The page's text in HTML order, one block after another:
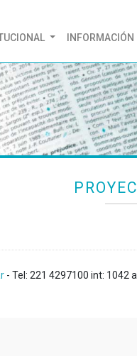
- Tel: 221 4297100 int: 1042